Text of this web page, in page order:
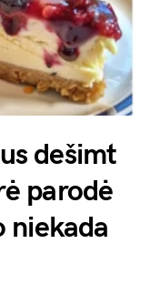
dešimt
parodė
niekada